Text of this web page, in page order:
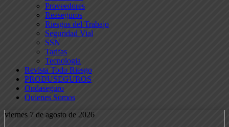
Proveedores
Reaseguros
Riesgos del Trabajo
Seguridad Vial
SSN
Tarifas
Tecnologia
Revista Todo Riesgo
PRODUSEGUROS
Ondaseguro
Quienes Somos
viernes 7 de agosto de 2026